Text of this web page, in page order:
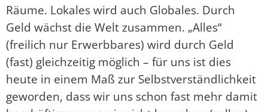
Räume. Lokales wird auch Globales. Durch
Geld wächst die Welt zusammen. „Alles“
(freilich nur Erwerbbares) wird durch Geld
(fast) gleichzeitig möglich – für uns ist dies
heute in einem Maß zur Selbstverständlichkeit
geworden, dass wir uns schon fast mehr damit